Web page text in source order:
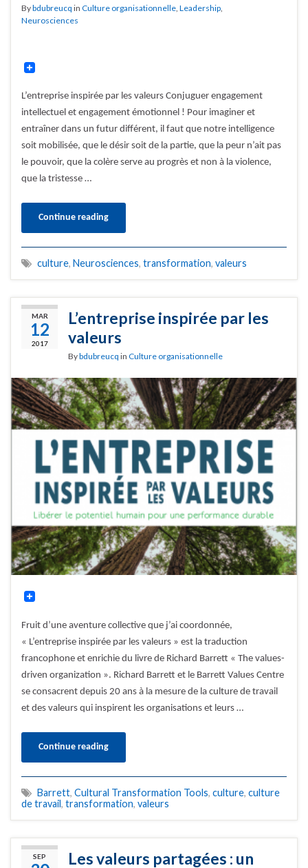
Bybdubreucq in Culture organisationnelle, Leadership,
Neurosciences
L’entreprise inspirée par les valeurs Conjuguer engagement
intellectuel et engagement émotionnel ! Pour imaginer et
entraîner dans un futur différent, il faut que notre intelligence
soit mobilisée, que le désir soit de la partie, que la peur n’ait pas
le pouvoir, que la colère serve au progrès et non à la violence,
que la tristesse …
Continue reading
culture, Neurosciences, transformation, valeurs
MAR
12
2017
L’entreprise inspirée par les
valeurs
Bybdubreucq in Culture organisationnelle
Fruit d’une aventure collective que j’ai coordonnée,
« L’entreprise inspirée par les valeurs » est la traduction
francophone et enrichie du livre de Richard Barrett « The values-
driven organization ». Richard Barrett et le Barrett Values Centre
se consacrent depuis 20 ans à la mesure de la culture de travail
et des valeurs qui inspirent les organisations et leurs …
Continue reading
Barrett, Cultural Transformation Tools, culture, culture
de travail, transformation, valeurs
SEP
Les valeurs partagées : un